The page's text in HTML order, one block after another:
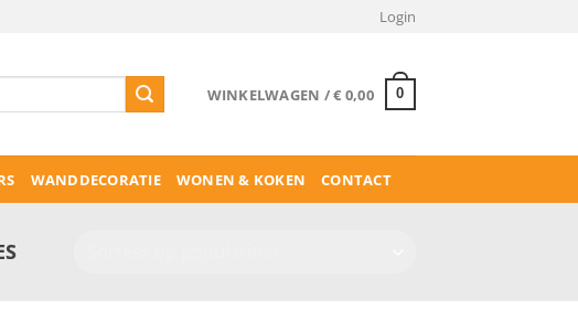
Login
WINKELWAGEN /€ 0,00 0
WANDDECORATIE WONEN & KOKEN CONTACT